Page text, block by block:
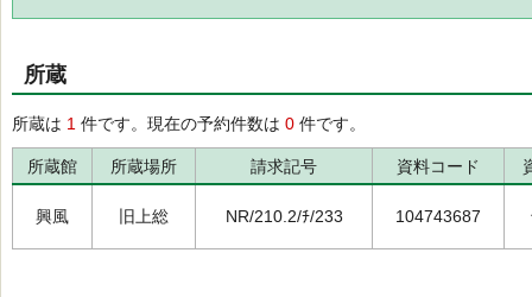
所蔵
所蔵は 1 件です。現在の予約件数は 0 件です。
所蔵館 所蔵場所 請求記号 資料コード
興風 旧上総 NR/210.2/ﾁ/233 104743687